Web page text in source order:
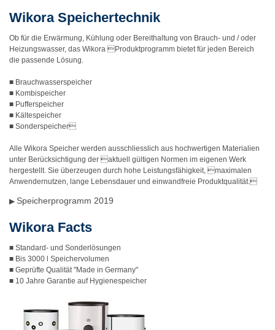
Wikora Speichertechnik
Ob für die Erwärmung, Kühlung oder Bereithaltung von Brauch- und / oder
Heizungswasser, das Wikora Produktprogramm bietet für jeden Bereich
die passende Lösung.
■ Brauchwasserspeicher
■ Kombispeicher
■ Pufferspeicher
■ Kältespeicher
■ Sonderspeicher
Alle Wikora Speicher werden ausschliesslich aus hochwertigen Materialien
unter Berücksichtigung der aktuell gültigen Normen im eigenen Werk
hergestellt. Sie überzeugen durch hohe Leistungsfähigkeit, maximalen
Anwendernutzen, lange Lebensdauer und einwandfreie Produktqualität.
▶ Speicherprogramm 2019
Wikora Facts
■ Standard- und Sonderlösungen
■ Bis 3000 l Speichervolumen
■ Geprüfte Qualität "Made in Germany"
■ 10 Jahre Garantie auf Hygienespeicher